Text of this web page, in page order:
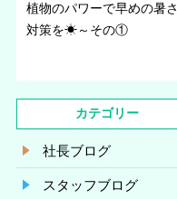
植物のパワーで早めの暑さ
対策を☀～その①
カテゴリー
社長ブログ
スタッフブログ